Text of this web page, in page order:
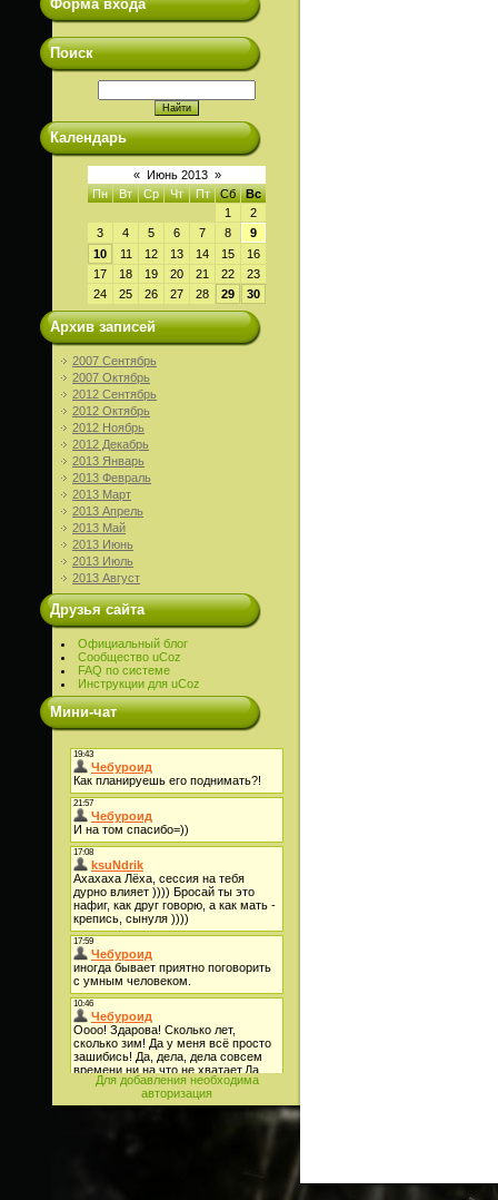
Форма входа
Поиск
Календарь
« Июнь 2013 »
Пн
Вт Ср Чт Пт Сб
Вс
1
2
3
4 5 6 7 8
9
10
11 12 13 14 15
16
17
18 19 20 21 22
23
24
25 26 27 28 29 30
Архив записей
2007 Сентябрь
2007 Октябрь
2012 Сентябрь
2012 Октябрь
2012 Ноябрь
2012 Декабрь
2013 Январь
2013 Февраль
2013 Март
2013 Апрель
2013 Май
2013 Июнь
2013 Июль
2013 Август
Друзья сайта
Официальный блог
Сообщество uCoz
FAQ по системе
Инструкции для uCoz
Мини-чат
Для добавления необходима
авторизация